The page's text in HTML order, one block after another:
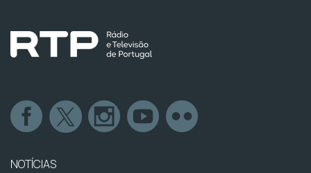
NOTÍCIAS